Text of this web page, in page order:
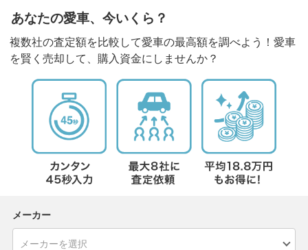
あなたの愛車、今いくら？
複数社の査定額を比較して愛車の最高額を調べよう！愛車
を賢く売却して、購入資金にしませんか？
メーカー